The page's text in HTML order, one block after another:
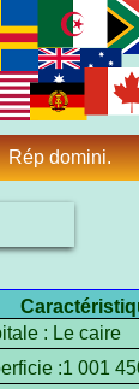
Rép domini.
: Le caire
:1 001